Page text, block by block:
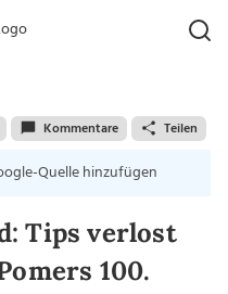
Kommentare Teilen
Quelle hinzufügen
Tips verlost
100.